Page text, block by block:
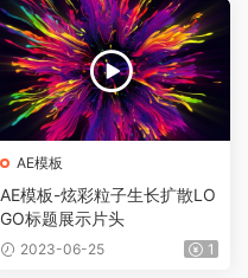
AE模板
AE模板-炫彩粒子生长扩散LO
GO标题展示片头
2023-06-25 1